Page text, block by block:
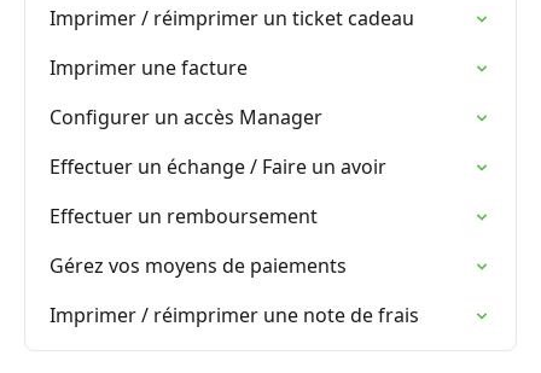
Imprimer / réimprimer un ticket cadeau
Imprimer une facture
Configurer un accès Manager
Effectuer un échange / Faire un avoir
Effectuer un remboursement
Gérez vos moyens de paiements
Imprimer / réimprimer une note de frais